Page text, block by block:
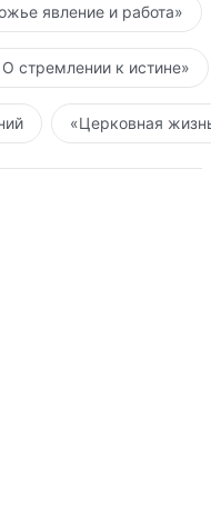
явление и работа»
стремлении к истине»
«Церковная